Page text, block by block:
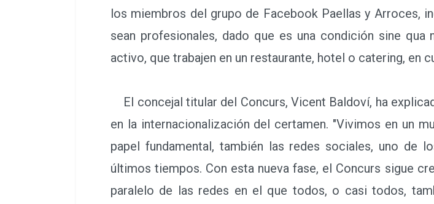
los miembros del grupo de Facebook Paellas y Arroces,
sean profesionales, dado que es una condición sine
activo, que trabajen en un restaurante, hotel o catering, en
El concejal titular del Concurs, Vicent Baldoví, ha
en la internacionalización del certamen. "Vivimos en un
papel fundamental, también las redes sociales, uno de
últimos tiempos. Con esta nueva fase, el Concurs sigue
paralelo de las redes en el que todos, o casi todos,